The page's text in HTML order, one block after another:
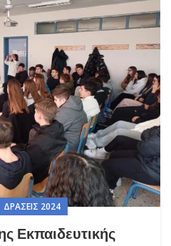
ΔΡΆΣΕΙΣ 2024
Εκπαιδευτικής